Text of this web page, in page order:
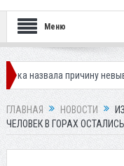
Меню
причину невывоза
ГЛАВНАЯ НОВОСТИ
ЧЕЛОВЕК В ГОРАХ